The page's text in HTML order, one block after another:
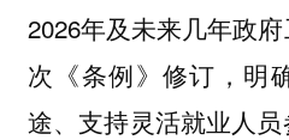
2026年及未来几年政
次《条例》修订，明
途、支持灵活就业人